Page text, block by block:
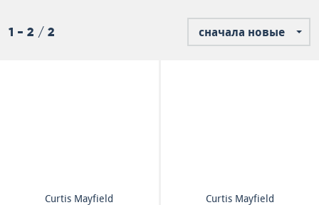
1 - 2 / 2 сначала новые
Curtis Mayfield
Curtis Mayfield